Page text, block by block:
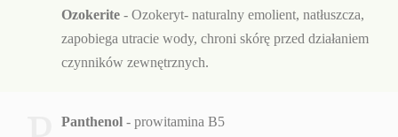
Ozokerite - Ozokeryt- naturalny emolient, natłuszcza,
zapobiega utracie wody, chroni skórę przed działaniem
czynników zewnętrznych.
Panthenol - prowitamina B5